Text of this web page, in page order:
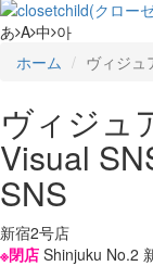
あ A 中 아
ホーム
ヴィジュ
ヴィジュ
Visual
SNS
新宿2号店
※閉店 Shinjuku No.2